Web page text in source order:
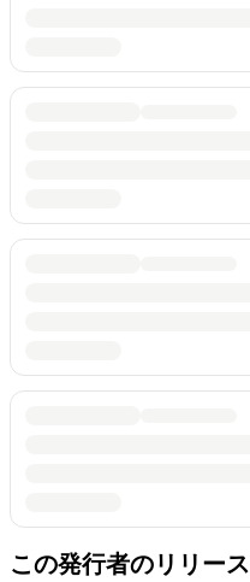
この発行者のリリース